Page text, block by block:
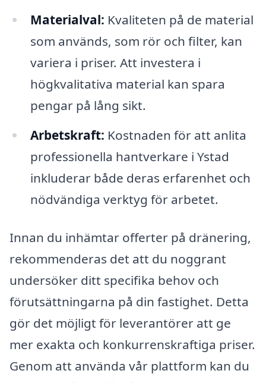
Materialval: Kvaliteten på de material
som används, som rör och filter, kan
variera i priser. Att investera i
högkvalitativa material kan spara
pengar på lång sikt.
Arbetskraft: Kostnaden för att anlita
professionella hantverkare i Ystad
inkluderar både deras erfarenhet och
nödvändiga verktyg för arbetet.
Innan du inhämtar offerter på dränering,
rekommenderas det att du noggrant
undersöker ditt specifika behov och
förutsättningarna på din fastighet. Detta
gör det möjligt för leverantörer att ge
mer exakta och konkurrenskraftiga priser.
Genom att använda vår plattform kan du